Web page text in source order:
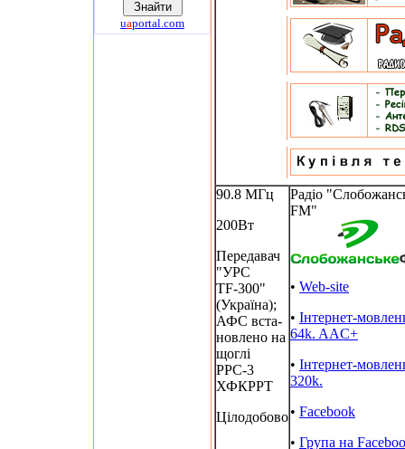
uaportal.com
90.8 МГц
200Вт
Передавач
"УРС
TF-300"
(Україна);
АФС вста-
новлено на
щоглі
РРС-3
ХФКРРТ
Цілодобово
Радіо
FM"
• Web-site
• Інтернет-
64k. AAC+
• Інтернет-
320k.
• Facebook
• Група на